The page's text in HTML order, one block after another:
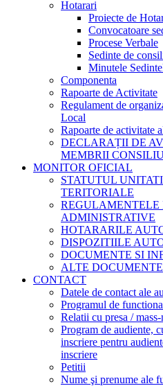
Hotarari
Proiecte de
Convocatoare
Procese Verbale
Sedinte de
Minutele
Componenta
Rapoarte de Activitate
Regulament de
Local
Rapoarte de activitate
DECLARAȚII DE
MEMBRII
MONITOR OFICIAL
STATUTUL
TERITORIALE
REGULAMENTELE
ADMINISTRATIVE
HOTARARILE
DISPOZITIILE
DOCUMENTE SI
ALTE DOCUMENTE
CONTACT
Datele de contact ale
Programul de
Relatii cu presa / mass-
Program de audiente,
inscriere pentru
inscriere
Petitii
Nume şi prenume ale